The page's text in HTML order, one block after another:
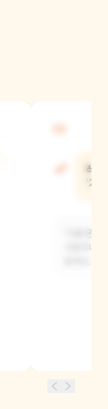
레
'기
'기증'은
사람이나